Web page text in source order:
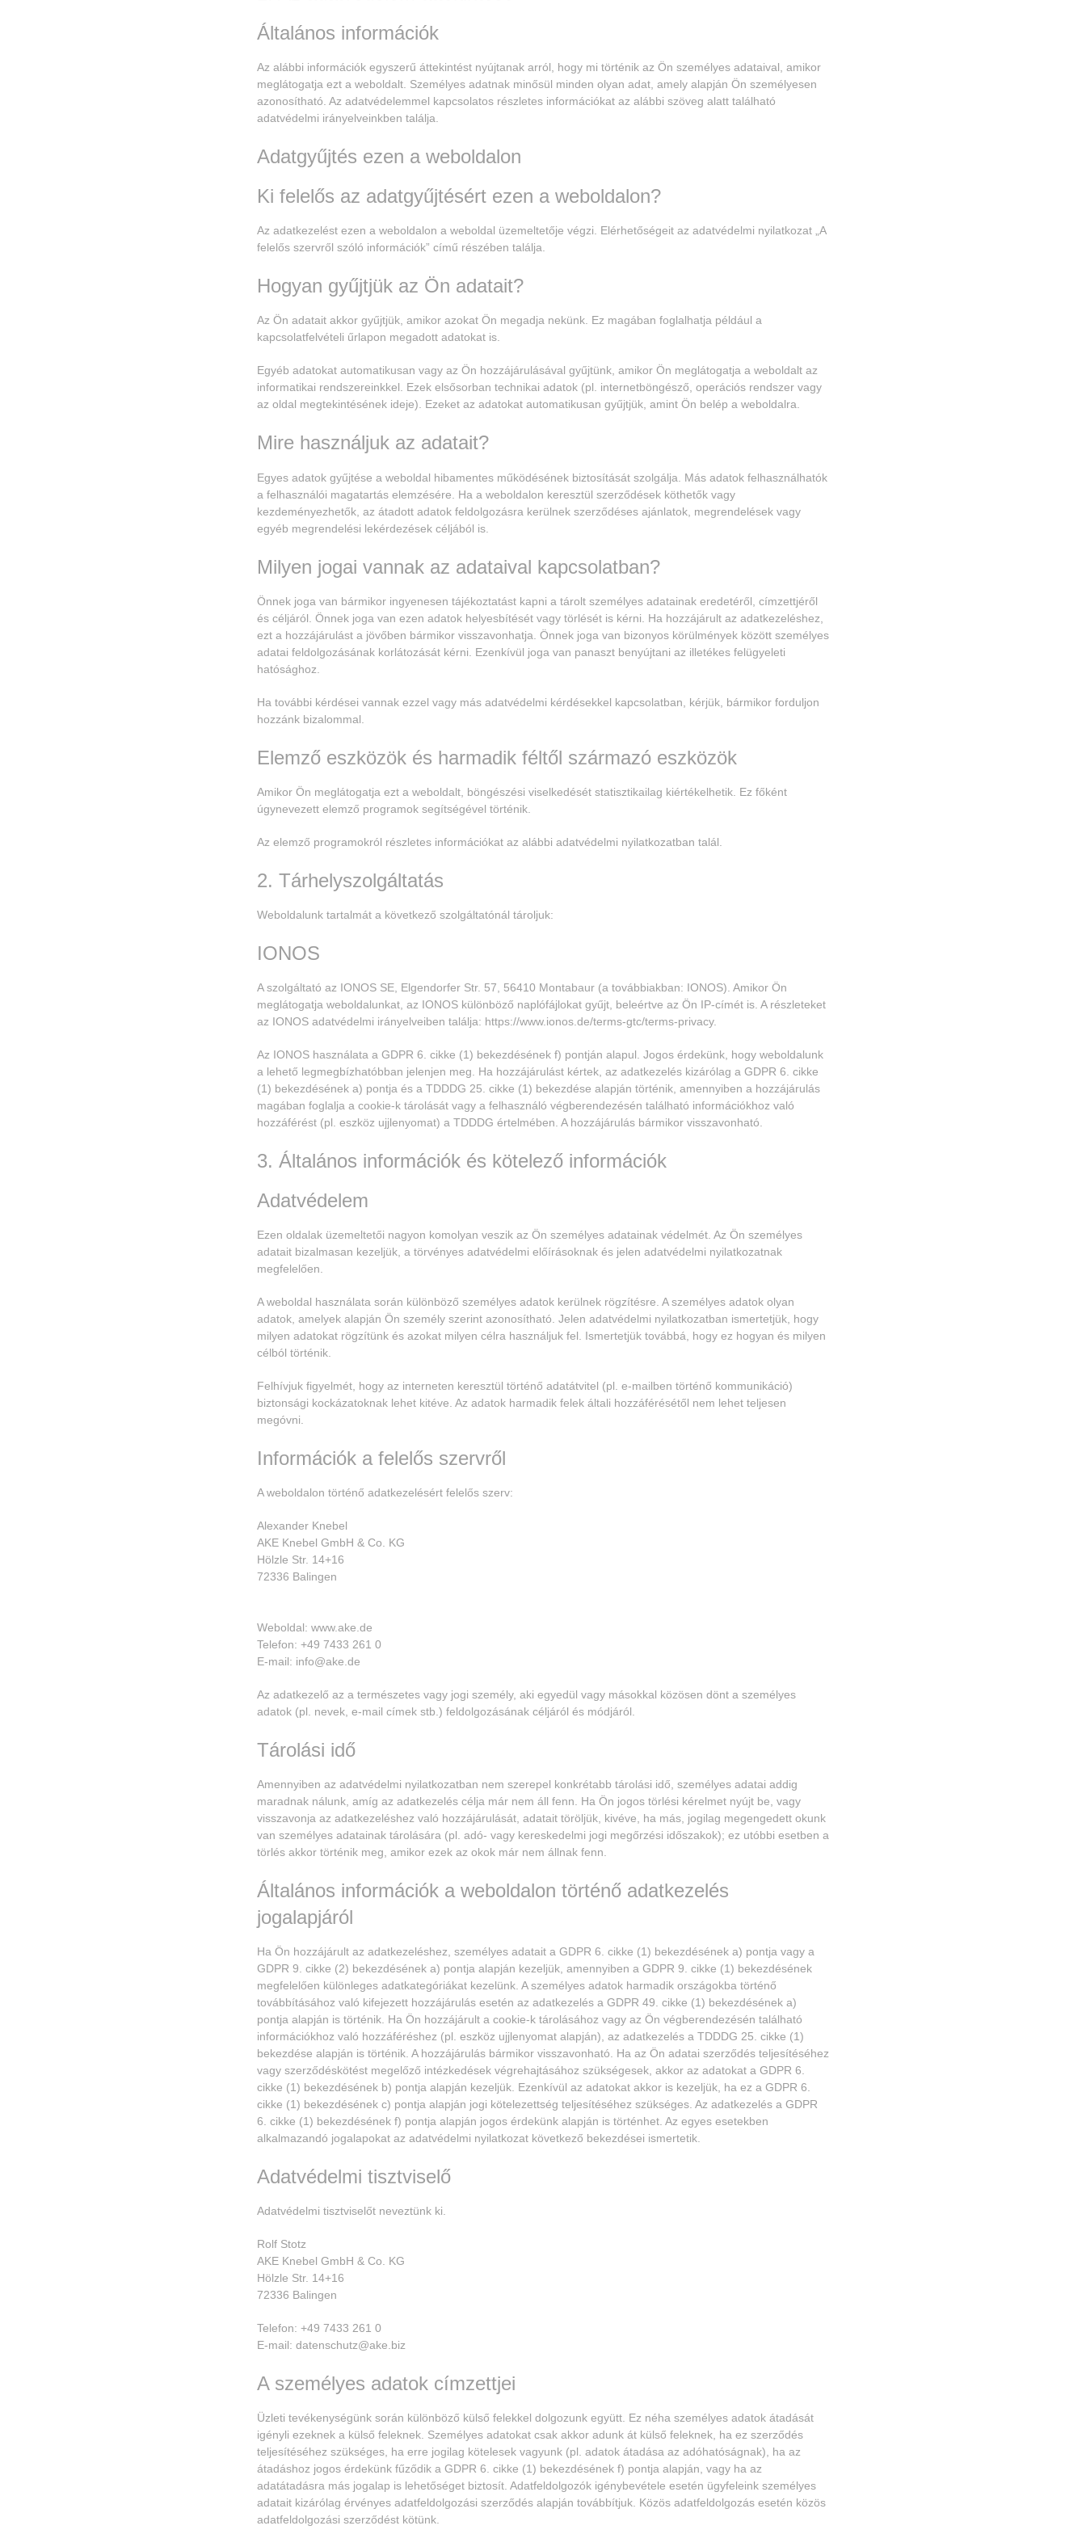
Általános információk
Az alábbi információk egyszerű áttekintést nyújtanak arról, hogy mi történik az Ön személyes adataival, amikor
meglátogatja ezt a weboldalt. Személyes adatnak minősül minden olyan adat, amely alapján Ön személyesen
azonosítható. Az adatvédelemmel kapcsolatos részletes információkat az alábbi szöveg alatt található
adatvédelmi irányelveinkben találja.
Adatgyűjtés ezen a weboldalon
Ki felelős az adatgyűjtésért ezen a weboldalon?
Az adatkezelést ezen a weboldalon a weboldal üzemeltetője végzi. Elérhetőségeit az adatvédelmi nyilatkozat „A
felelős szervről szóló információk” című részében találja.
Hogyan gyűjtjük az Ön adatait?
Az Ön adatait akkor gyűjtjük, amikor azokat Ön megadja nekünk. Ez magában foglalhatja például a
kapcsolatfelvételi űrlapon megadott adatokat is.
Egyéb adatokat automatikusan vagy az Ön hozzájárulásával gyűjtünk, amikor Ön meglátogatja a weboldalt az
informatikai rendszereinkkel. Ezek elsősorban technikai adatok (pl. internetböngésző, operációs rendszer vagy
az oldal megtekintésének ideje). Ezeket az adatokat automatikusan gyűjtjük, amint Ön belép a weboldalra.
Mire használjuk az adatait?
Egyes adatok gyűjtése a weboldal hibamentes működésének biztosítását szolgálja. Más adatok felhasználhatók
a felhasználói magatartás elemzésére. Ha a weboldalon keresztül szerződések köthetők vagy
kezdeményezhetők, az átadott adatok feldolgozásra kerülnek szerződéses ajánlatok, megrendelések vagy
egyéb megrendelési lekérdezések céljából is.
Milyen jogai vannak az adataival kapcsolatban?
Önnek joga van bármikor ingyenesen tájékoztatást kapni a tárolt személyes adatainak eredetéről, címzettjéről
és céljáról. Önnek joga van ezen adatok helyesbítését vagy törlését is kérni. Ha hozzájárult az adatkezeléshez,
ezt a hozzájárulást a jövőben bármikor visszavonhatja. Önnek joga van bizonyos körülmények között személyes
adatai feldolgozásának korlátozását kérni. Ezenkívül joga van panaszt benyújtani az illetékes felügyeleti
hatósághoz.
Ha további kérdései vannak ezzel vagy más adatvédelmi kérdésekkel kapcsolatban, kérjük, bármikor forduljon
hozzánk bizalommal.
Elemző eszközök és harmadik féltől származó eszközök
Amikor Ön meglátogatja ezt a weboldalt, böngészési viselkedését statisztikailag kiértékelhetik. Ez főként
úgynevezett elemző programok segítségével történik.
Az elemző programokról részletes információkat az alábbi adatvédelmi nyilatkozatban talál.
2. Tárhelyszolgáltatás
Weboldalunk tartalmát a következő szolgáltatónál tároljuk:
IONOS
A szolgáltató az IONOS SE, Elgendorfer Str. 57, 56410 Montabaur (a továbbiakban: IONOS). Amikor Ön
meglátogatja weboldalunkat, az IONOS különböző naplófájlokat gyűjt, beleértve az Ön IP-címét is. A részleteket
az IONOS adatvédelmi irányelveiben találja: https://www.ionos.de/terms-gtc/terms-privacy.
Az IONOS használata a GDPR 6. cikke (1) bekezdésének f) pontján alapul. Jogos érdekünk, hogy weboldalunk
a lehető legmegbízhatóbban jelenjen meg. Ha hozzájárulást kértek, az adatkezelés kizárólag a GDPR 6. cikke
(1) bekezdésének a) pontja és a TDDDG 25. cikke (1) bekezdése alapján történik, amennyiben a hozzájárulás
magában foglalja a cookie-k tárolását vagy a felhasználó végberendezésén található információkhoz való
hozzáférést (pl. eszköz ujjlenyomat) a TDDDG értelmében. A hozzájárulás bármikor visszavonható.
3. Általános információk és kötelező információk
Adatvédelem
Ezen oldalak üzemeltetői nagyon komolyan veszik az Ön személyes adatainak védelmét. Az Ön személyes
adatait bizalmasan kezeljük, a törvényes adatvédelmi előírásoknak és jelen adatvédelmi nyilatkozatnak
megfelelően.
A weboldal használata során különböző személyes adatok kerülnek rögzítésre. A személyes adatok olyan
adatok, amelyek alapján Ön személy szerint azonosítható. Jelen adatvédelmi nyilatkozatban ismertetjük, hogy
milyen adatokat rögzítünk és azokat milyen célra használjuk fel. Ismertetjük továbbá, hogy ez hogyan és milyen
célból történik.
Felhívjuk figyelmét, hogy az interneten keresztül történő adatátvitel (pl. e-mailben történő kommunikáció)
biztonsági kockázatoknak lehet kitéve. Az adatok harmadik felek általi hozzáférésétől nem lehet teljesen
megóvni.
Információk a felelős szervről
A weboldalon történő adatkezelésért felelős szerv:
Alexander Knebel
AKE Knebel GmbH & Co. KG
Hölzle Str. 14+16
72336 Balingen
Weboldal: www.ake.de
Telefon: +49 7433 261 0
E-mail: info@ake.de
Az adatkezelő az a természetes vagy jogi személy, aki egyedül vagy másokkal közösen dönt a személyes
adatok (pl. nevek, e-mail címek stb.) feldolgozásának céljáról és módjáról.
Tárolási idő
Amennyiben az adatvédelmi nyilatkozatban nem szerepel konkrétabb tárolási idő, személyes adatai addig
maradnak nálunk, amíg az adatkezelés célja már nem áll fenn. Ha Ön jogos törlési kérelmet nyújt be, vagy
visszavonja az adatkezeléshez való hozzájárulását, adatait töröljük, kivéve, ha más, jogilag megengedett okunk
van személyes adatainak tárolására (pl. adó- vagy kereskedelmi jogi megőrzési időszakok); ez utóbbi esetben a
törlés akkor történik meg, amikor ezek az okok már nem állnak fenn.
Általános információk a weboldalon történő adatkezelés
jogalapjáról
Ha Ön hozzájárult az adatkezeléshez, személyes adatait a GDPR 6. cikke (1) bekezdésének a) pontja vagy a
GDPR 9. cikke (2) bekezdésének a) pontja alapján kezeljük, amennyiben a GDPR 9. cikke (1) bekezdésének
megfelelően különleges adatkategóriákat kezelünk. A személyes adatok harmadik országokba történő
továbbításához való kifejezett hozzájárulás esetén az adatkezelés a GDPR 49. cikke (1) bekezdésének a)
pontja alapján is történik. Ha Ön hozzájárult a cookie-k tárolásához vagy az Ön végberendezésén található
információkhoz való hozzáféréshez (pl. eszköz ujjlenyomat alapján), az adatkezelés a TDDDG 25. cikke (1)
bekezdése alapján is történik. A hozzájárulás bármikor visszavonható. Ha az Ön adatai szerződés teljesítéséhez
vagy szerződéskötést megelőző intézkedések végrehajtásához szükségesek, akkor az adatokat a GDPR 6.
cikke (1) bekezdésének b) pontja alapján kezeljük. Ezenkívül az adatokat akkor is kezeljük, ha ez a GDPR 6.
cikke (1) bekezdésének c) pontja alapján jogi kötelezettség teljesítéséhez szükséges. Az adatkezelés a GDPR
6. cikke (1) bekezdésének f) pontja alapján jogos érdekünk alapján is történhet. Az egyes esetekben
alkalmazandó jogalapokat az adatvédelmi nyilatkozat következő bekezdései ismertetik.
Adatvédelmi tisztviselő
Adatvédelmi tisztviselőt neveztünk ki.
Rolf Stotz
AKE Knebel GmbH & Co. KG
Hölzle Str. 14+16
72336 Balingen
Telefon: +49 7433 261 0
E-mail: datenschutz@ake.biz
A személyes adatok címzettjei
Üzleti tevékenységünk során különböző külső felekkel dolgozunk együtt. Ez néha személyes adatok átadását
igényli ezeknek a külső feleknek. Személyes adatokat csak akkor adunk át külső feleknek, ha ez szerződés
teljesítéséhez szükséges, ha erre jogilag kötelesek vagyunk (pl. adatok átadása az adóhatóságnak), ha az
átadáshoz jogos érdekünk fűződik a GDPR 6. cikke (1) bekezdésének f) pontja alapján, vagy ha az
adatátadásra más jogalap is lehetőséget biztosít. Adatfeldolgozók igénybevétele esetén ügyfeleink személyes
adatait kizárólag érvényes adatfeldolgozási szerződés alapján továbbítjuk. Közös adatfeldolgozás esetén közös
adatfeldolgozási szerződést kötünk.